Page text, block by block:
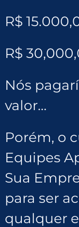
R$
R$
Nós
valor…
Porém, o
Equipes
Sua
para ser
qualquer